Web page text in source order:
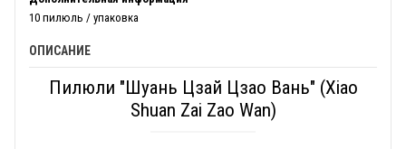
10 пилюль / упаковка
ОПИСАНИЕ
Пилюли "Шуань Цзай Цзао Вань" (Xiao
Shuan Zai Zao Wan)